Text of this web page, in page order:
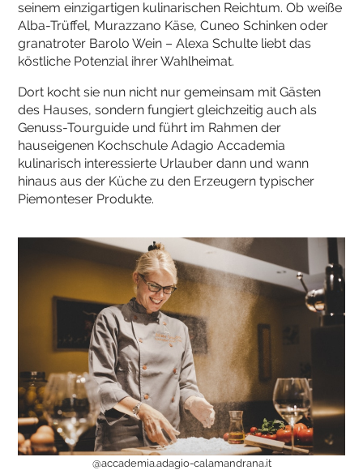
seinem einzigartigen kulinarischen Reichtum. Ob weiße
Alba-Trüffel, Murazzano Käse, Cuneo Schinken oder
granatroter Barolo Wein ­– Alexa Schulte liebt das
köstliche Potenzial ihrer Wahlheimat.
Dort kocht sie nun nicht nur gemeinsam mit Gästen
des Hauses, sondern fungiert gleichzeitig auch als
Genuss-Tourguide und führt im Rahmen der
hauseigenen Kochschule Adagio Accademia
kulinarisch interessierte Urlauber dann und wann
hinaus aus der Küche zu den Erzeugern typischer
Piemonteser Produkte.
@accademia.adagio-calamandrana.it